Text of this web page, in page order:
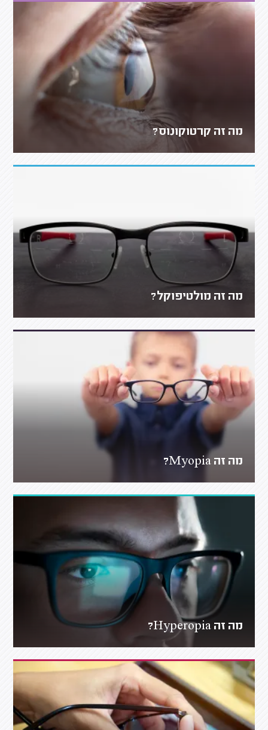
מה זה קרטוקונוס?
מה זה מולטיפוקל?
מה זה Myopia?
מה זה Hyperopia?